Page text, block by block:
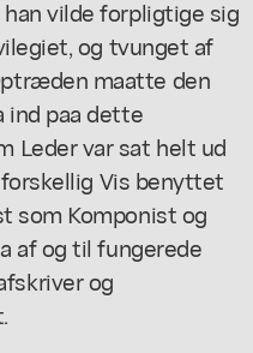
vilde forpligtige sig
og tvunget af
maatte den
ind paa dette
Leder var sat helt ud
Vis benyttet
som Komponist og
af og til fungerede
og